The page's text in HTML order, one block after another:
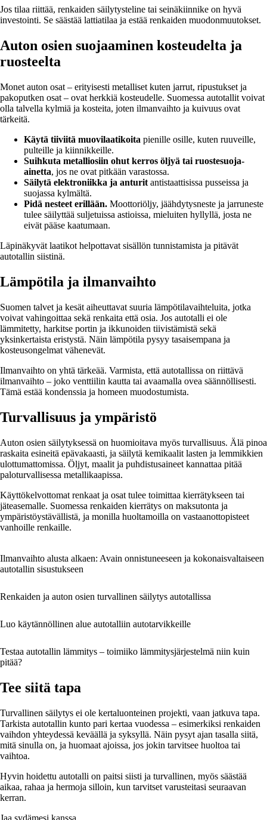
Jos tilaa riittää, renkaiden säilytysteline tai seinäkiinnike on hyvä
investointi. Se säästää lattiatilaa ja estää renkaiden muodonmuutokset.
Auton osien suojaaminen kosteudelta ja
ruosteelta
Monet auton osat – erityisesti metalliset kuten jarrut, ripustukset ja
pakoputken osat – ovat herkkiä kosteudelle. Suomessa autotallit voivat
olla talvella kylmiä ja kosteita, joten ilmanvaihto ja kuivuus ovat
tärkeitä.
Käytä tiiviitä muovilaatikoita pienille osille, kuten ruuveille,
pulteille ja kiinnikkeille.
Suihkuta metalliosiin ohut kerros öljyä tai ruostesuoja-
ainetta, jos ne ovat pitkään varastossa.
Säilytä elektroniikka ja anturit antistaattisissa pusseissa ja
suojassa kylmältä.
Pidä nesteet erillään. Moottoriöljy, jäähdytysneste ja jarruneste
tulee säilyttää suljetuissa astioissa, mieluiten hyllyllä, josta ne
eivät pääse kaatumaan.
Läpinäkyvät laatikot helpottavat sisällön tunnistamista ja pitävät
autotallin siistinä.
Lämpötila ja ilmanvaihto
Suomen talvet ja kesät aiheuttavat suuria lämpötilavaihteluita, jotka
voivat vahingoittaa sekä renkaita että osia. Jos autotalli ei ole
lämmitetty, harkitse portin ja ikkunoiden tiivistämistä sekä
yksinkertaista eristystä. Näin lämpötila pysyy tasaisempana ja
kosteusongelmat vähenevät.
Ilmanvaihto on yhtä tärkeää. Varmista, että autotallissa on riittävä
ilmanvaihto – joko venttiilin kautta tai avaamalla ovea säännöllisesti.
Tämä estää kondenssia ja homeen muodostumista.
Turvallisuus ja ympäristö
Auton osien säilytyksessä on huomioitava myös turvallisuus. Älä pinoa
raskaita esineitä epävakaasti, ja säilytä kemikaalit lasten ja lemmikkien
ulottumattomissa. Öljyt, maalit ja puhdistusaineet kannattaa pitää
paloturvallisessa metallikaapissa.
Käyttökelvottomat renkaat ja osat tulee toimittaa kierrätykseen tai
jäteasemalle. Suomessa renkaiden kierrätys on maksutonta ja
ympäristöystävällistä, ja monilla huoltamoilla on vastaanottopisteet
vanhoille renkaille.
Ilmanvaihto alusta alkaen: Avain onnistuneeseen ja kokonaisvaltaiseen
autotallin sisustukseen
Renkaiden ja auton osien turvallinen säilytys autotallissa
Luo käytännöllinen alue autotalliin autotarvikkeille
Testaa autotallin lämmitys – toimiiko lämmitysjärjestelmä niin kuin
pitää?
Tee siitä tapa
Turvallinen säilytys ei ole kertaluonteinen projekti, vaan jatkuva tapa.
Tarkista autotallin kunto pari kertaa vuodessa – esimerkiksi renkaiden
vaihdon yhteydessä keväällä ja syksyllä. Näin pysyt ajan tasalla siitä,
mitä sinulla on, ja huomaat ajoissa, jos jokin tarvitsee huoltoa tai
vaihtoa.
Hyvin hoidettu autotalli on paitsi siisti ja turvallinen, myös säästää
aikaa, rahaa ja hermoja silloin, kun tarvitset varusteitasi seuraavan
kerran.
Jaa sydämesi kanssa